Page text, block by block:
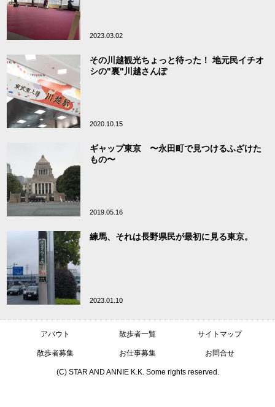
2023.03.02
その川越観光ちょっと待った！ 地元民イチオ
シの"裏"川越さんぽ
2020.10.15
ギャップ東京 〜永田町で見つけるふざけた
もの〜
2019.05.16
練馬、それは長野県民が最初に見る東京。
2023.01.10
アバウト 散歩者一覧 サイトマップ
散歩者募集 お仕事募集 お問合せ
(C) STAR AND ANNIE K.K. Some rights reserved.